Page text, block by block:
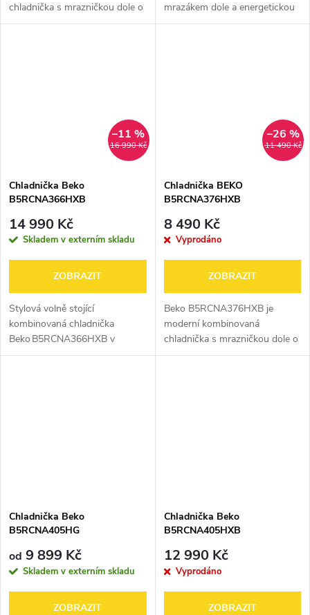
chladnička s mrazničkou dole o
celkovém objemu 370 l. Nabízí
mrazákem dole a energetickou
třídou D. Díky technologii
16 990 Kč
–11 %
Chladnička Beko
B5RCNA366HXB
14 990 Kč
Skladem v externím skladu
ZOBRAZIT
Stylová volně stojící
kombinovaná chladnička
Beko B5RCNA366HXB v
elegantním provedení „brushed
11 490 Kč
–26 %
Chladnička BEKO
B5RCNA376HXB
8 490 Kč
Vyprodáno
ZOBRAZIT
Beko B5RCNA376HXB je
moderní kombinovaná
chladnička s mrazničkou dole o
celkovém objemu 370 l. Nabízí
Chladnička Beko
B5RCNA405HG
od 9 899 Kč
Skladem v externím skladu
ZOBRAZIT
Chladnička Beko
B5RCNA405HXB
12 990 Kč
Vyprodáno
ZOBRAZIT